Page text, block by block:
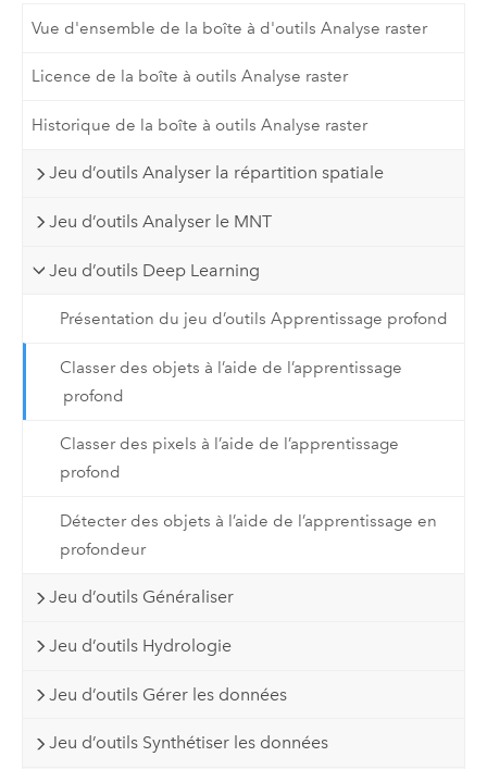
Vue d'ensemble de la boîte à d'outils Analyse raster
Licence de la boîte à outils Analyse raster
Historique de la boîte à outils Analyse raster
Jeu d’outils Analyser la répartition spatiale
Jeu d’outils Analyser le MNT
Jeu d’outils Deep Learning
Présentation du jeu d’outils Apprentissage profond
Classer des objets à l’aide de l’apprentissage
profond
Classer des pixels à l’aide de l’apprentissage
profond
Détecter des objets à l’aide de l’apprentissage en
profondeur
Jeu d’outils Généraliser
Jeu d’outils Hydrologie
Jeu d’outils Gérer les données
Jeu d’outils Synthétiser les données